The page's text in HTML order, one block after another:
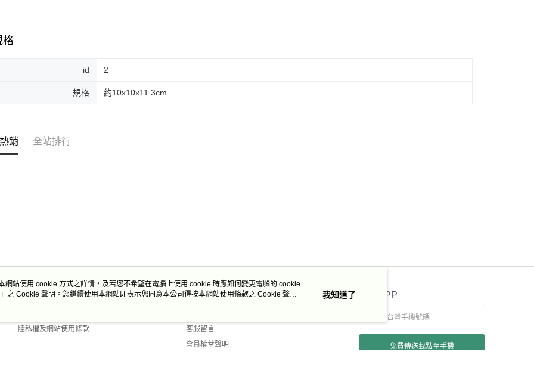
格
id 2
規格 約10x10x11.3cm
銷 全站排行
關於我們
隱私權及網站使用條款
客服資訊
客服留言
會員權益聲明
官方APP
免費傳送載點至手機
網站使用 cookie 方式之詳情，及若您不希望在電腦上使用 cookie 時應如何變更電腦的 cookie
」之 Cookie 聲明。您繼續使用本網站即表示您同意本公司得按本網站使用條款之 Cookie 聲明
我知道了